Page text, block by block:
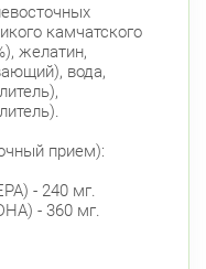
камчатского
желатин,
вода,
прием):
- 240 мг.
- 360 мг.